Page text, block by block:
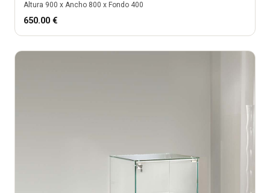
Altura 900 x Ancho 800 x Fondo 400
650.00 €